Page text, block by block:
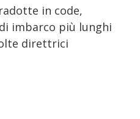
in code,
imbarco più lunghi
direttrici